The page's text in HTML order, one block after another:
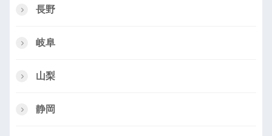
長野
岐阜
山梨
静岡